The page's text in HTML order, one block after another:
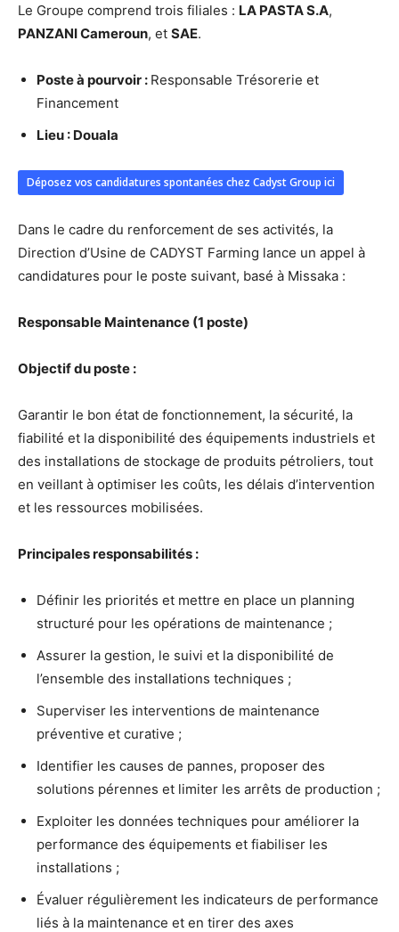
Le Groupe comprend trois filiales : LA PASTA S.A,
PANZANI Cameroun, et SAE.
Poste à pourvoir : Responsable Trésorerie et
Financement
Lieu : Douala
Déposez vos candidatures spontanées chez Cadyst Group ici
Dans le cadre du renforcement de ses activités, la
Direction d’Usine de CADYST Farming lance un appel à
candidatures pour le poste suivant, basé à Missaka :
Responsable Maintenance (1 poste)
Objectif du poste :
Garantir le bon état de fonctionnement, la sécurité, la
fiabilité et la disponibilité des équipements industriels et
des installations de stockage de produits pétroliers, tout
en veillant à optimiser les coûts, les délais d’intervention
et les ressources mobilisées.
Principales responsabilités :
Définir les priorités et mettre en place un planning
structuré pour les opérations de maintenance ;
Assurer la gestion, le suivi et la disponibilité de
l’ensemble des installations techniques ;
Superviser les interventions de maintenance
préventive et curative ;
Identifier les causes de pannes, proposer des
solutions pérennes et limiter les arrêts de production ;
Exploiter les données techniques pour améliorer la
performance des équipements et fiabiliser les
installations ;
Évaluer régulièrement les indicateurs de performance
liés à la maintenance et en tirer des axes